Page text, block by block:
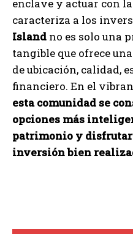
enclave y actuar con
caracteriza a los
Island no es solo una
tangible que ofrece
de ubicación, calidad,
financiero. En el
esta comunidad se
opciones más
patrimonio y disfrutar
inversión bien